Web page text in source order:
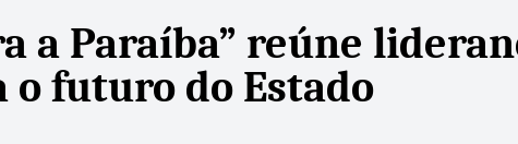
a Paraíba” reúne
o futuro do Estado